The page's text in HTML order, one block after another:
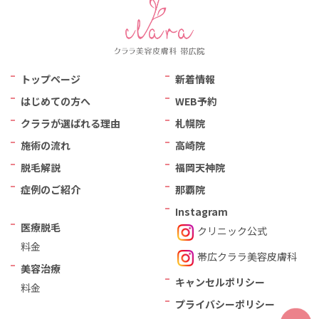
トップページ
はじめての方へ
クララが選ばれる理由
施術の流れ
脱毛解説
症例のご紹介
医療脱毛
料金
美容治療
料金
新着情報
WEB予約
札幌院
高崎院
福岡天神院
那覇院
Instagram
クリニック公式
帯広クララ美容⽪膚科
キャンセルポリシー
プライバシーポリシー